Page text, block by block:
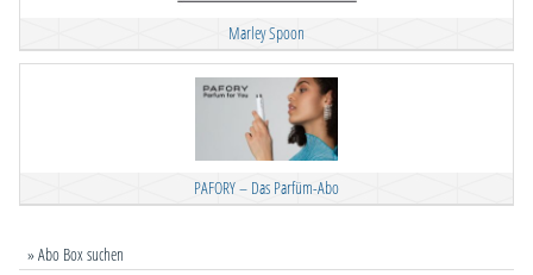
Marley Spoon
PAFORY – Das Parfüm-Abo
» Abo Box suchen